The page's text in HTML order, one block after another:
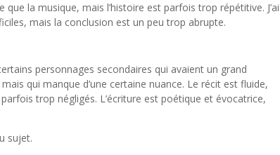
la musique, mais l’histoire est parfois trop répétitive. J’ai
mais la conclusion est un peu trop abrupte.
personnages secondaires qui avaient un grand
qui manque d’une certaine nuance. Le récit est fluide,
trop négligés. L’écriture est poétique et évocatrice,
sujet.